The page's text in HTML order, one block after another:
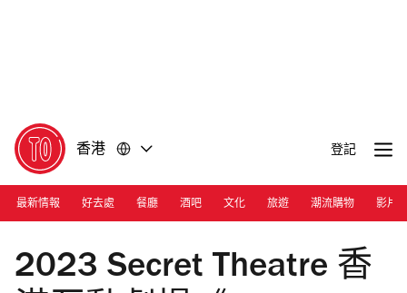
香港 登記
最新情報 好去處 餐廳 酒吧 文化 旅遊 潮流購物 影片
Photograph: Courtesy Secret Theatre
2023 Secret Theatre 香